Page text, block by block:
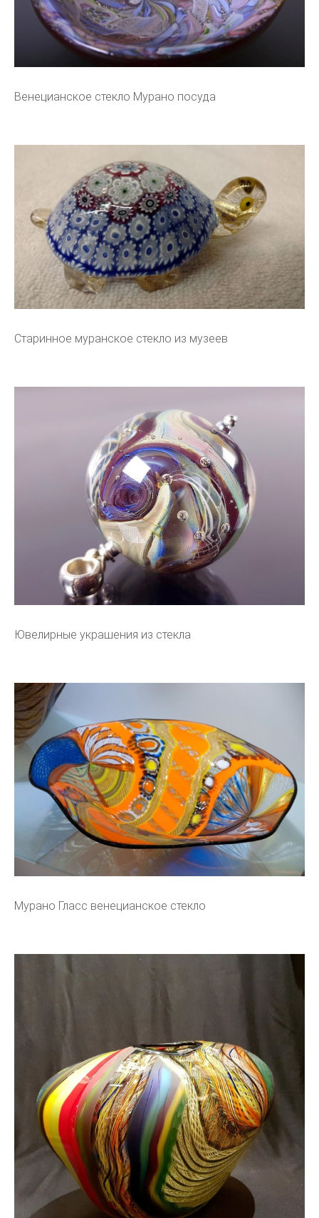
Венецианское стекло Мурано посуда
Старинное муранское стекло из музеев
Ювелирные украшения из стекла
Мурано Гласс венецианское стекло